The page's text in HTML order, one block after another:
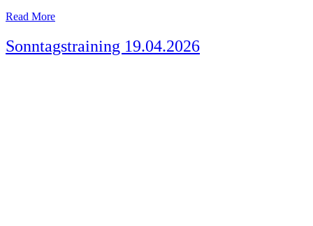
Read More
Sonntagstraining 19.04.2026